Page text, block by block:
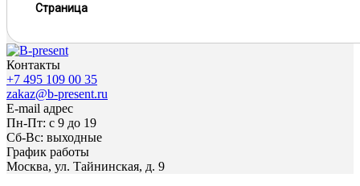
Страница
Контакты
+7 495 109 00 35
zakaz@b-present.ru
E-mail адрес
Пн-Пт: с 9 до 19
Сб-Вс: выходные
График работы
Москва, ул. Тайнинская, д. 9